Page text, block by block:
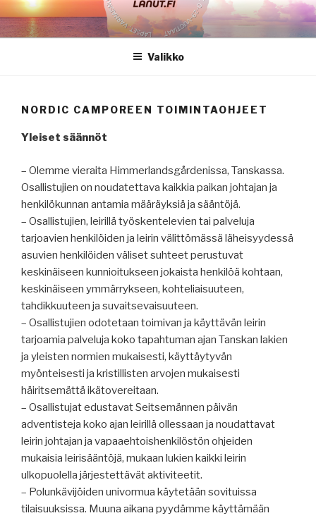
Siirry
sisältöön
Valikko
NORDIC CAMPOREEN TOIMINTAOHJEET
Yleiset säännöt
– Olemme vieraita Himmerlandsgårdenissa, Tanskassa.
Osallistujien on noudatettava kaikkia paikan johtajan ja
henkilökunnan antamia määräyksiä ja sääntöjä.
– Osallistujien, leirillä työskentelevien tai palveluja
tarjoavien henkilöiden ja leirin välittömässä läheisyydessä
asuvien henkilöiden väliset suhteet perustuvat
keskinäiseen kunnioitukseen jokaista henkilöä kohtaan,
keskinäiseen ymmärrykseen, kohteliaisuuteen,
tahdikkuuteen ja suvaitsevaisuuteen.
– Osallistujien odotetaan toimivan ja käyttävän leirin
tarjoamia palveluja koko tapahtuman ajan Tanskan lakien
ja yleisten normien mukaisesti, käyttäytyvän
myönteisesti ja kristillisten arvojen mukaisesti
häiritsemättä ikätovereitaan.
– Osallistujat edustavat Seitsemännen päivän
adventisteja koko ajan leirillä ollessaan ja noudattavat
leirin johtajan ja vapaaehtoishenkilöstön ohjeiden
mukaisia leirisääntöjä, mukaan lukien kaikki leirin
ulkopuolella järjestettävät aktiviteetit.
– Polunkävijöiden univormua käytetään sovituissa
tilaisuuksissa. Muuna aikana pyydämme käyttämään